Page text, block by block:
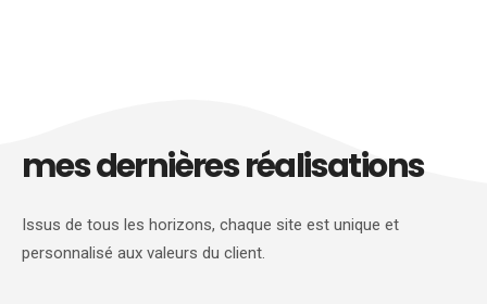
mes dernières réalisations
Issus de tous les horizons, chaque site est unique et
personnalisé aux valeurs du client.